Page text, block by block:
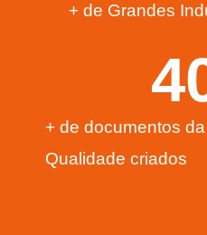
+ de Grandes
+ de documentos
Qualidade criados